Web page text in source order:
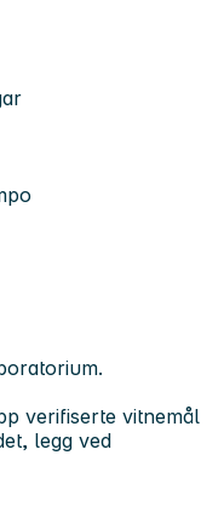
verifiserte vitnemål
legg ved